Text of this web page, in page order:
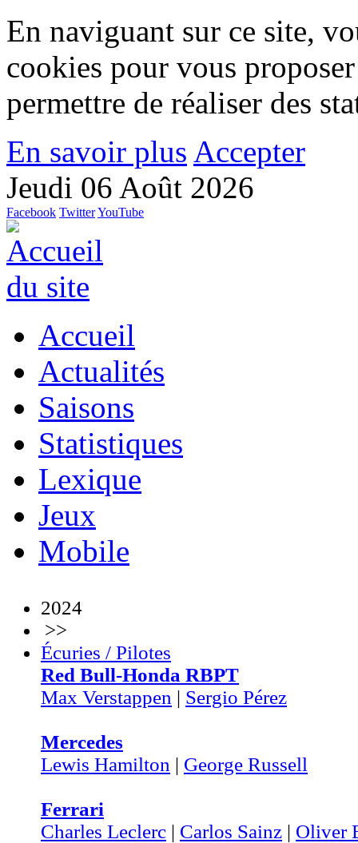
En naviguant sur ce site,
cookies pour vous
permettre de réaliser des
En savoir plus Accepter
Jeudi 06 Août 2026
Facebook TwitterYouTube
Accueil
Actualités
Saisons
Statistiques
Lexique
Jeux
Mobile
2024
>>
Écuries / Pilotes
Red Bull-Honda RBPT
Max Verstappen | Sergio Pérez
Mercedes
Lewis Hamilton | George Russell
Ferrari
Charles Leclerc | Carlos Sainz | Oliver